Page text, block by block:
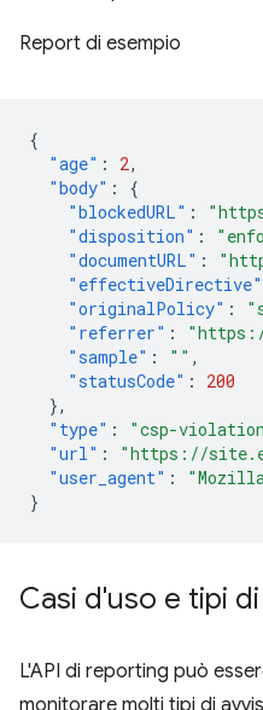
Report di esempio
{
"age" : 2,
"body" :
{
"blockedURL" :
"disposition" :
"documentURL" :
"effectiveDirective"
"originalPolicy" :
"referrer" :
"sample" : "" ,
"statusCode" :
200
},
"type" : "csp-
"url" : "https://
"user_agent" :
}
Casi d'uso e tipi
L'API di reporting può
monitorare molti tipi di